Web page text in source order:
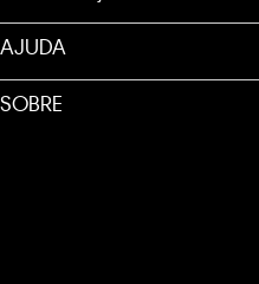
AJUDA
SOBRE